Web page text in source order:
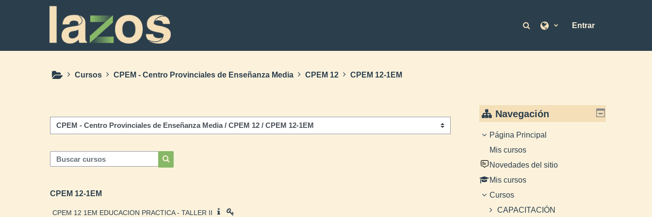
Selector de búsqueda de
Entrar
Cursos CPEM - Centro Provinciales de Enseñanza Media CPEM 12 CPEM 12-1EM
Categorías
Buscar cursos
Buscar cursos
CPEM 12-1EM
CPEM 12 1EM EDUCACION PRACTICA - TALLER II
Navegación
Página Principal
Mis cursos
Novedades del sitio
Mis cursos
Cursos
CAPACITACIÓN